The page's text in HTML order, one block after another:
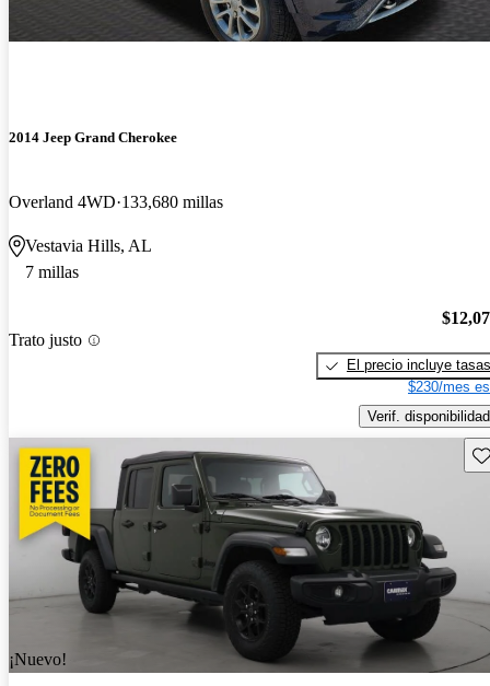
2014 Jeep Grand Cherokee
Overland 4WD 133,680 millas
Vestavia Hills, AL
7 millas
Trato justo
El precio incluye tasas
$230/mes
Verif. disponibilidad
¡Nuevo!